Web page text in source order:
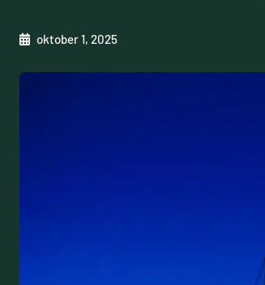
oktober 1, 2025